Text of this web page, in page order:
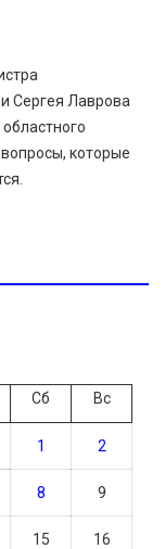
Сергея Лаврова
которые
Сб Вс
1 2
8 9
15 16